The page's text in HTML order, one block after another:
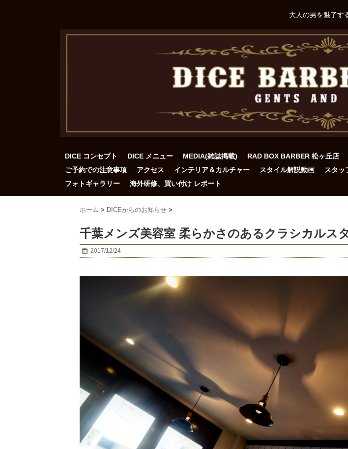
大人の男を魅了す
DICE コンセプト DICE メニュー MEDIA(雑誌掲載) RAD BOX BARBER 松ヶ丘店
ご予約での注意事項
アクセス インテリア＆カルチャー スタイル解説動画 スタッ
フォトギャラリー
海外研修、買い付け レポート
ホーム > DICEからのお知らせ >
千葉メンズ美容室 柔らかさのあるクラシカルス
2017/12/24